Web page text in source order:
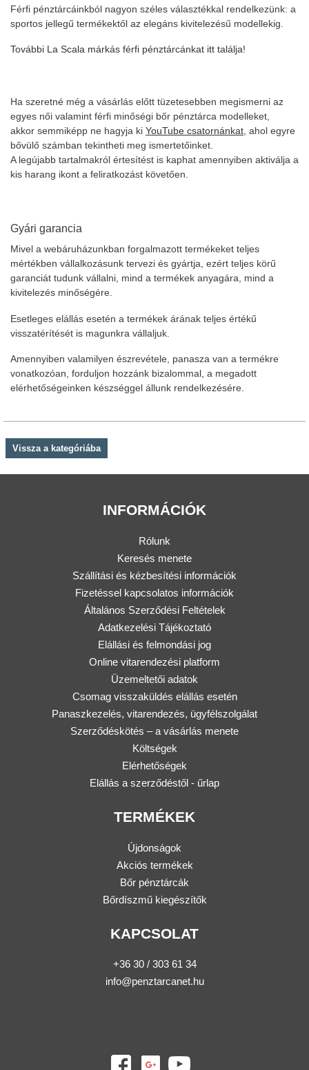
Férfi pénztárcáinkból nagyon széles választékkal rendelkezünk: a
sportos jellegű termékektől az elegáns kivitelezésű modellekig.
További La Scala márkás férfi pénztárcánkat itt találja!
Ha szeretné még a vásárlás előtt tüzetesebben megismerni az
egyes női valamint férfi minőségi bőr pénztárca modelleket,
akkor semmiképp ne hagyja ki YouTube csatornánkat , ahol egyre
bővülő számban tekintheti meg ismertetőinket.
A legújabb tartalmakról értesítést is kaphat amennyiben aktiválja a
kis harang ikont a feliratkozást követően.
Gyári garancia
Mivel a webáruházunkban forgalmazott termékeket teljes
mértékben vállalkozásunk tervezi és gyártja, ezért teljes körű
garanciát tudunk vállalni, mind a termékek anyagára, mind a
kivitelezés minőségére.
Esetleges elállás esetén a termékek árának teljes értékű
visszatérítését is magunkra vállaljuk.
Amennyiben valamilyen észrevétele, panasza van a termékre
vonatkozóan, forduljon hozzánk bizalommal, a megadott
elérhetőségeinken készséggel állunk rendelkezésére.
Vissza a kategóriába
INFORMÁCIÓK
Rólunk
Keresés menete
Szállítási és kézbesítési információk
Fizetéssel kapcsolatos információk
Általános Szerződési Feltételek
Adatkezelési Tájékoztató
Elállási és felmondási jog
Online vitarendezési platform
Üzemeltetői adatok
Csomag visszaküldés elállás esetén
Panaszkezelés, vitarendezés, ügyfélszolgálat
Szerződéskötés – a vásárlás menete
Költségek
Elérhetőségek
Elállás a szerződéstől - űrlap
TERMÉKEK
Újdonságok
Akciós termékek
Bőr pénztárcák
Bőrdíszmű kiegészítők
KAPCSOLAT
+36 30 / 303 61 34
info@penztarcanet.hu